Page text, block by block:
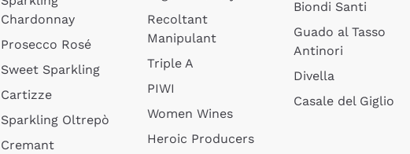
Chardonnay
Prosecco Rosé
Sweet Sparkling
Cartizze
Sparkling Oltrepò
Cremant
Recoltant
Manipulant
Triple A
PIWI
Women Wines
Heroic Producers
Biondi Santi
Guado al Tasso
Antinori
Divella
Casale del Giglio